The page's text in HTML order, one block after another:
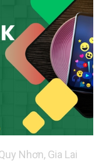
Nhơn, Gia Lai